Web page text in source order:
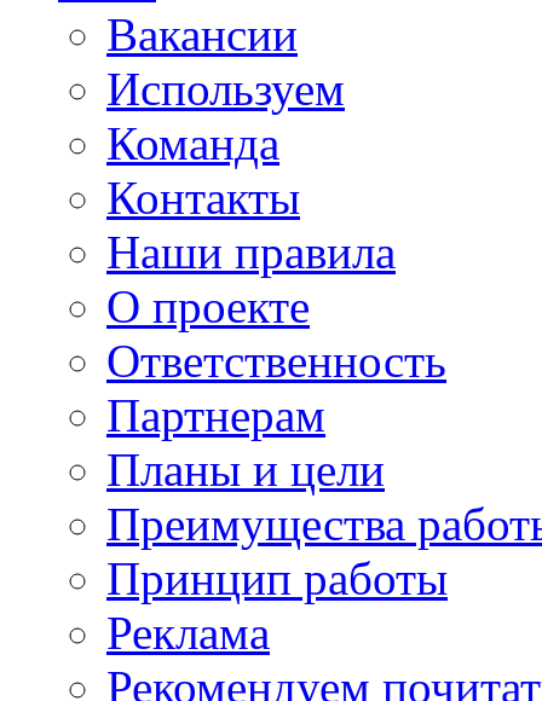
Вакансии
Используем
Команда
Контакты
Наши правила
О проекте
Ответственность
Партнерам
Планы и цели
Преимущества
Принцип работы
Реклама
Рекомендуем